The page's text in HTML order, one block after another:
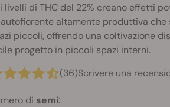
livelli di THC del 22% creano effetti
altamente produttiva
piccoli, offrendo una coltivazione
progetto in piccoli spazi interni.
(36)Scrivere una
di semi: